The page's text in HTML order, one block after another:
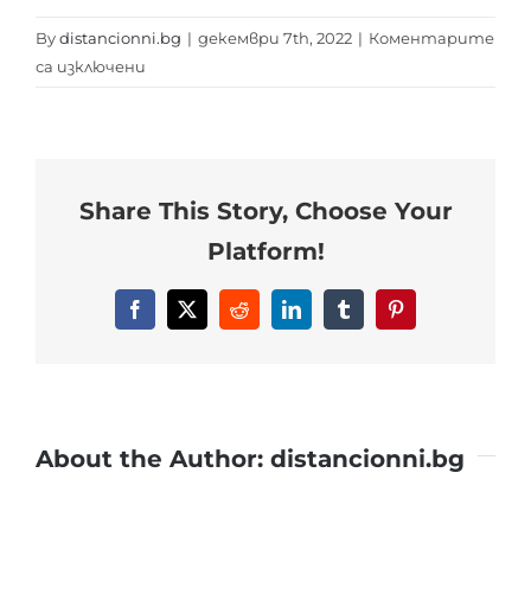
Bydistancionni.bg | декември 7th, 2022 | Коментарите
са изключени
distancionni.bg
Share This Story, Choose Your
Platform!
Facebook
X RedditLinkedInTumblrPinterest
About the Author: distancionni.bg